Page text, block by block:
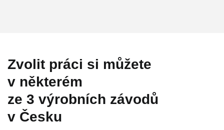
Zvolit práci si můžete
v některém
ze 3 výrobních závodů
v Česku